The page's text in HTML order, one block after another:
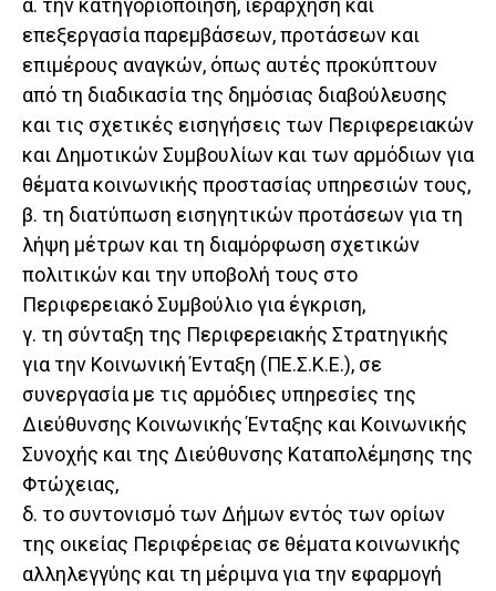
α. την κατηγοριοποίηση, ιεράρχηση και
επεξεργασία παρεμβάσεων, προτάσεων και
επιμέρους αναγκών, όπως αυτές προκύπτουν
από τη διαδικασία της δημόσιας διαβούλευσης
και τις σχετικές εισηγήσεις των Περιφερειακών
και Δημοτικών Συμβουλίων και των αρμόδιων για
θέματα κοινωνικής προστασίας υπηρεσιών τους,
β. τη διατύπωση εισηγητικών προτάσεων για τη
λήψη μέτρων και τη διαμόρφωση σχετικών
πολιτικών και την υποβολή τους στο
Περιφερειακό Συμβούλιο για έγκριση,
γ. τη σύνταξη της Περιφερειακής Στρατηγικής
για την Κοινωνική Ένταξη (ΠΕ.Σ.Κ.Ε.), σε
συνεργασία με τις αρμόδιες υπηρεσίες της
Διεύθυνσης Κοινωνικής Ένταξης και Κοινωνικής
Συνοχής και της Διεύθυνσης Καταπολέμησης της
Φτώχειας,
δ. το συντονισμό των Δήμων εντός των ορίων
της οικείας Περιφέρειας σε θέματα κοινωνικής
αλληλεγγύης και τη μέριμνα για την εφαρμογή